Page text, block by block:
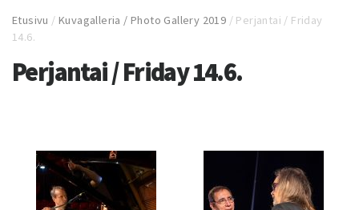
Etusivu /Kuvagalleria / Photo Gallery 2019 / Perjantai / Friday
14.6.
Perjantai / Friday 14.6.